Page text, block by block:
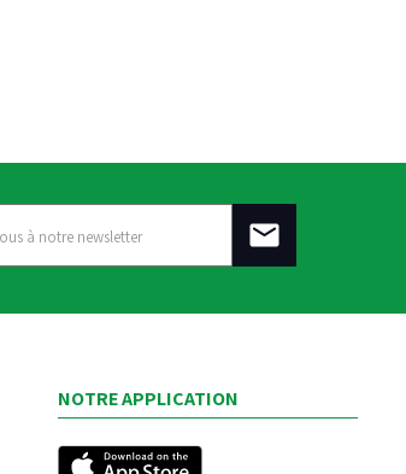
NOTRE APPLICATION